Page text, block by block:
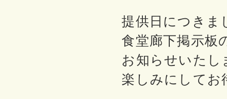
提供日につきま
食堂廊下掲示板
お知らせいたし
楽しみにしてお